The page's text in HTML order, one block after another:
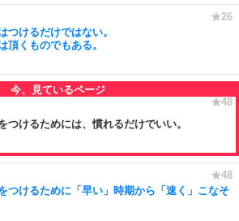
つけるだけではない。
頂くものでもある。
つけるためには、慣れるだけでいい。
つけるために「早い」時期から「速く」こなそ